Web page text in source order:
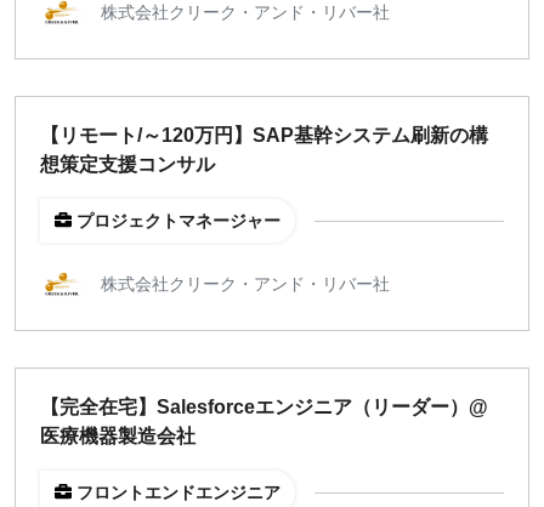
株式会社クリーク・アンド・リバー社
【リモート/～120万円】SAP基幹システム刷新の構
想策定支援コンサル
プロジェクトマネージャー
株式会社クリーク・アンド・リバー社
【完全在宅】Salesforceエンジニア（リーダー）@
医療機器製造会社
フロントエンドエンジニア